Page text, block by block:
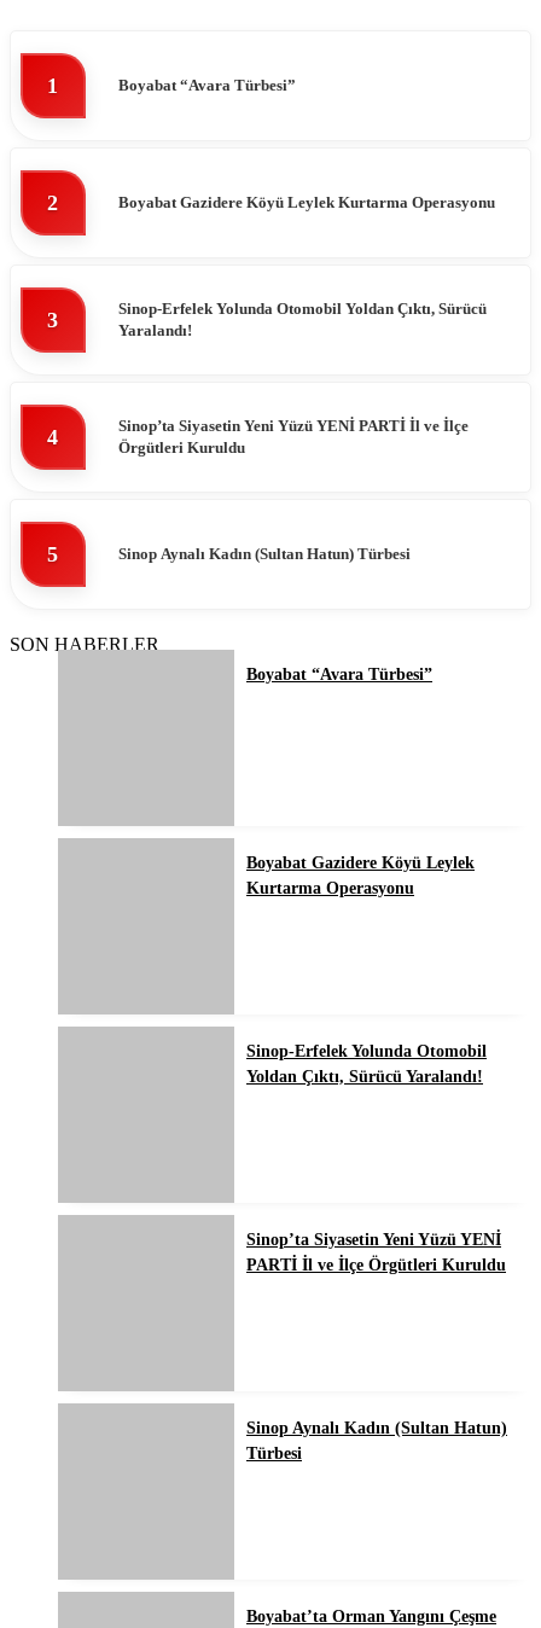
1 Boyabat “Avara Türbesi”
2 Boyabat Gazidere Köyü Leylek Kurtarma Operasyonu
3
Sinop-Erfelek Yolunda Otomobil Yoldan Çıktı, Sürücü
Yaralandı!
4
Sinop’ta Siyasetin Yeni Yüzü YENİ PARTİ İl ve İlçe
Örgütleri Kuruldu
5 Sinop Aynalı Kadın (Sultan Hatun) Türbesi
SON HABERLER
Boyabat “Avara Türbesi”
Boyabat Gazidere Köyü Leylek
Kurtarma Operasyonu
Sinop-Erfelek Yolunda Otomobil
Yoldan Çıktı, Sürücü Yaralandı!
Sinop’ta Siyasetin Yeni Yüzü YENİ
PARTİ İl ve İlçe Örgütleri Kuruldu
Sinop Aynalı Kadın (Sultan Hatun)
Türbesi
Boyabat’ta Orman Yangını Çeşme